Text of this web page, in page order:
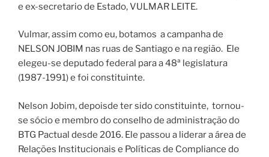
e ex-secretario de Estado, VULMAR LEITE.
Vulmar, assim como eu, botamos a campanha de
NELSON JOBIM nas ruas de Santiago e na região. Ele
elegeu-se deputado federal para a 48ª legislatura
(1987-1991) e foi constituinte.
Nelson Jobim, depoisde ter sido constituinte, tornou-
se sócio e membro do conselho de administração do
BTG Pactual desde 2016. Ele passou a liderar a área de
Relações Institucionais e Políticas de Compliance do